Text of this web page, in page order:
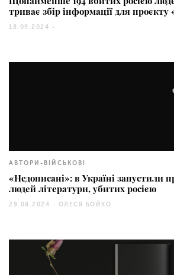
триває збір інформації для проєкту
18.09.2024 -
АВТОРИ-ВІЙСЬКОВІ
«Недописані»: в Україні запустили
людей літератури, убитих росією
29.08.2024 - ОЛЕСЯ БОЙКО